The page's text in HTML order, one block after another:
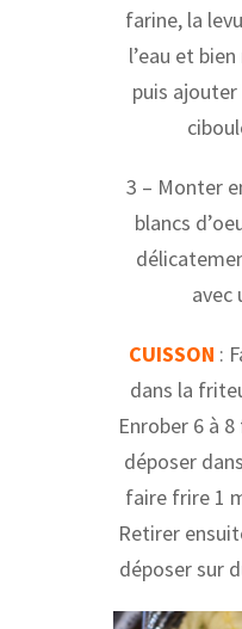
farine, la
l’eau et
puis ajouter
3 – Monter
blancs
avec
CUISSON :
dans la
Enrober 6 à 8
déposer
faire frire 1
Retirer
déposer sur